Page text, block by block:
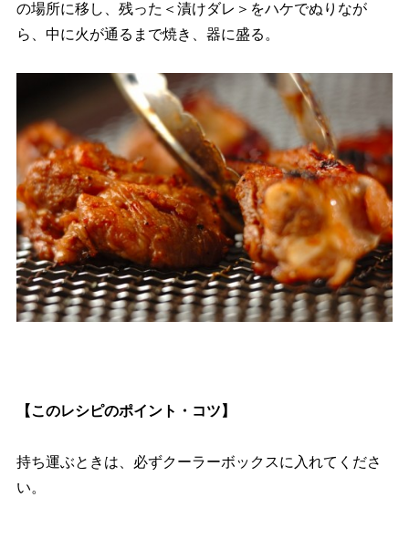
の場所に移し、残った＜漬けダレ＞をハケでぬりなが
ら、中に火が通るまで焼き、器に盛る。
【このレシピのポイント・コツ】
持ち運ぶときは、必ずクーラーボックスに入れてくださ
い。